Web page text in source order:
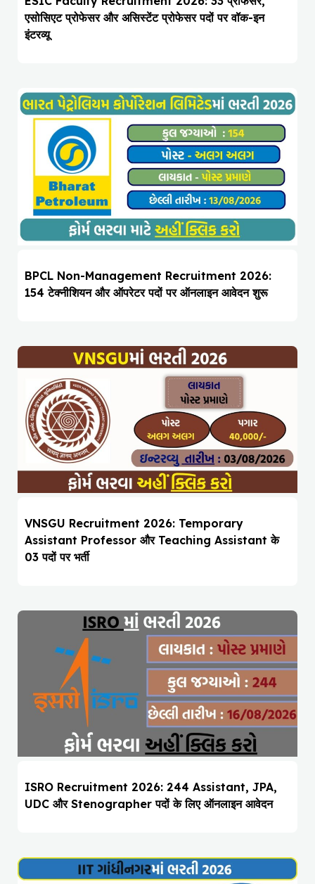
एसोसिएट प्रोफेसर और असिस्टेंट प्रोफेसर पदों पर वॉक-इन
इंटरव्यू
BPCL Non-Management Recruitment 2026:
154 टेक्नीशियन और ऑपरेटर पदों पर ऑनलाइन आवेदन शुरू
VNSGU Recruitment 2026: Temporary
Assistant Professor और Teaching Assistant के
03 पदों पर भर्ती
ISRO Recruitment 2026: 244 Assistant, JPA,
UDC और Stenographer पदों के लिए ऑनलाइन आवेदन